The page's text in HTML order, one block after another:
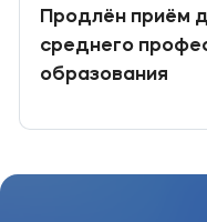
Продлён приём
среднего
образования